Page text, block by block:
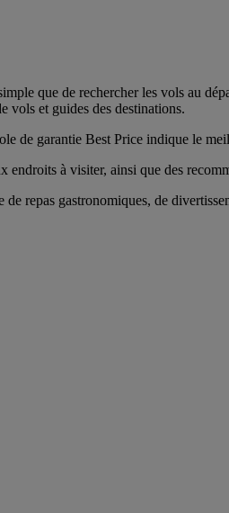
que de rechercher les vols au
vols et guides des destinations.
de garantie Best Price indique le
à visiter, ainsi que des
repas gastronomiques, de